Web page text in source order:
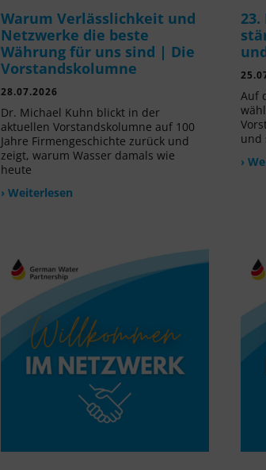
Warum Verlässlichkeit und
Netzwerke die beste
Währung für uns sind | Die
Vorstandskolumne
28.07.2026
Dr. Michael Kuhn blickt in der
aktuellen Vorstandskolumne auf 100
Jahre Firmengeschichte zurück und
zeigt, warum Wasser damals wie
heute
› Weiterlesen
Auf
und
›